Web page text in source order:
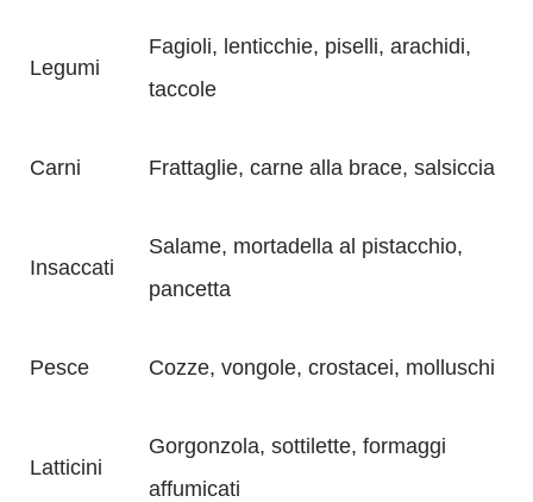
Legumi
Fagioli, lenticchie, piselli, arachidi,
taccole
Carni Frattaglie, carne alla brace, salsiccia
Insaccati
Salame, mortadella al pistacchio,
pancetta
Pesce Cozze, vongole, crostacei, molluschi
Latticini
Gorgonzola, sottilette, formaggi
affumicati